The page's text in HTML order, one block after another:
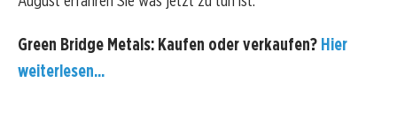
Green Bridge Metals: Kaufen oder verkaufen? Hier
weiterlesen...